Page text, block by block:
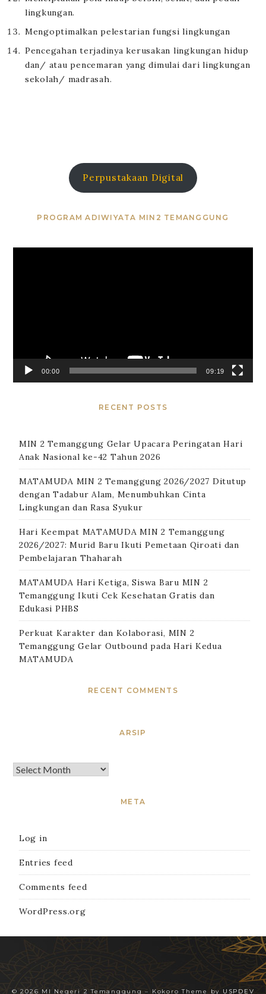
lingkungan.
Mengoptimalkan pelestarian fungsi lingkungan
Pencegahan terjadinya kerusakan lingkungan hidup
dan/ atau pencemaran yang dimulai dari lingkungan
sekolah/ madrasah.
Perpustakaan Digital
PROGRAM ADIWIYATA MIN2 TEMANGGUNG
00:00 09:19
RECENT POSTS
MIN 2 Temanggung Gelar Upacara Peringatan Hari
Anak Nasional ke-42 Tahun 2026
MATAMUDA MIN 2 Temanggung 2026/2027 Ditutup
dengan Tadabur Alam, Menumbuhkan Cinta
Lingkungan dan Rasa Syukur
Hari Keempat MATAMUDA MIN 2 Temanggung
2026/2027: Murid Baru Ikuti Pemetaan Qiroati dan
Pembelajaran Thaharah
MATAMUDA Hari Ketiga, Siswa Baru MIN 2
Temanggung Ikuti Cek Kesehatan Gratis dan
Edukasi PHBS
Perkuat Karakter dan Kolaborasi, MIN 2
Temanggung Gelar Outbound pada Hari Kedua
MATAMUDA
RECENT COMMENTS
ARSIP
META
Log in
Entries feed
Comments feed
WordPress.org
© 2026 MI Negeri 2 Temanggung– Kokoro Theme by USPDEV